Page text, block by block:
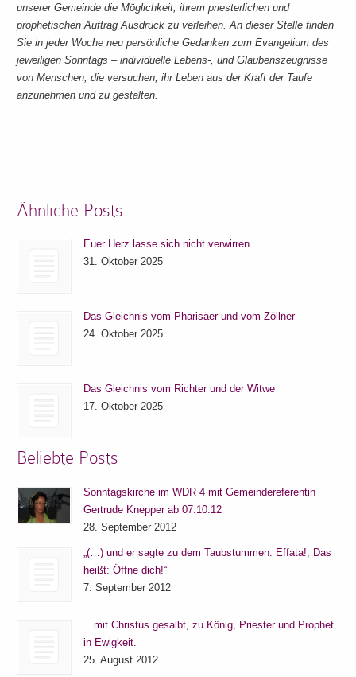
unserer Gemeinde die Möglichkeit, ihrem priesterlichen und
prophetischen Auftrag Ausdruck zu verleihen. An dieser Stelle finden
Sie in jeder Woche neu persönliche Gedanken zum Evangelium des
jeweiligen Sonntags – individuelle Lebens-, und Glaubenszeugnisse
von Menschen, die versuchen, ihr Leben aus der Kraft der Taufe
anzunehmen und zu gestalten.
Ähnliche Posts
Euer Herz lasse sich nicht verwirren
31. Oktober 2025
Das Gleichnis vom Pharisäer und vom Zöllner
24. Oktober 2025
Das Gleichnis vom Richter und der Witwe
17. Oktober 2025
Beliebte Posts
Sonntagskirche im WDR 4 mit Gemeindereferentin
Gertrude Knepper ab 07.10.12
28. September 2012
„(…) und er sagte zu dem Taubstummen: Effata!, Das
heißt: Öffne dich!“
7. September 2012
…mit Christus gesalbt, zu König, Priester und Prophet
in Ewigkeit.
25. August 2012